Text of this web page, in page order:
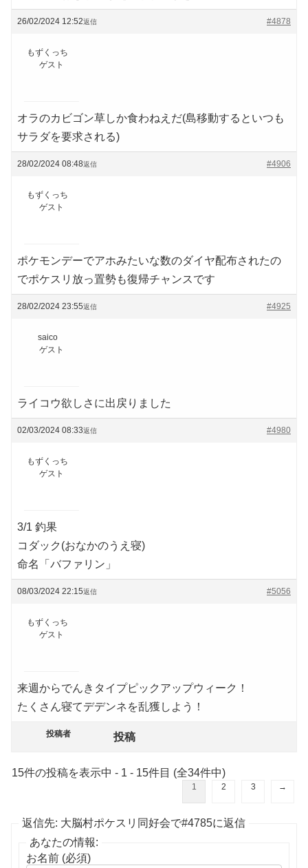
26/02/2024 12:52 #4878
返信
もずくっち
ゲスト
オラのカビゴン草しか食わねえだ(島移動するといつも
サラダを要求される)
28/02/2024 08:48 #4906
返信
もずくっち
ゲスト
ポケモンデーでアホみたいな数のダイヤ配布されたの
でポケスリ放っ置勢も復帰チャンスです
28/02/2024 23:55 #4925
返信
saico
ゲスト
ライコウ欲しさに出戻りました
02/03/2024 08:33 #4980
返信
もずくっち
ゲスト
3/1 釣果
コダック(おなかのうえ寝)
命名「バファリン」
08/03/2024 22:15 #5056
返信
もずくっち
ゲスト
来週からでんきタイプピックアップウィーク！
たくさん寝てデデンネを乱獲しよう！
投稿者 投稿
15件の投稿を表示中 - 1 - 15件目 (全34件中)
1 2 3 →
返信先: 大脳村ポケスリ同好会で#4785に返信
あなたの情報:
お名前 (必須)